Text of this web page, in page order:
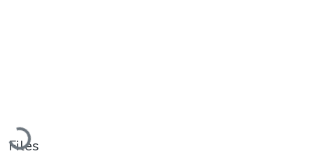
Files